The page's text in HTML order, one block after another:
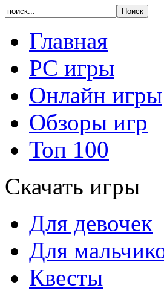
Главная
PC игры
Онлайн игры
Обзоры игр
Топ 100
Скачать игры
Для девочек
Для
Квесты